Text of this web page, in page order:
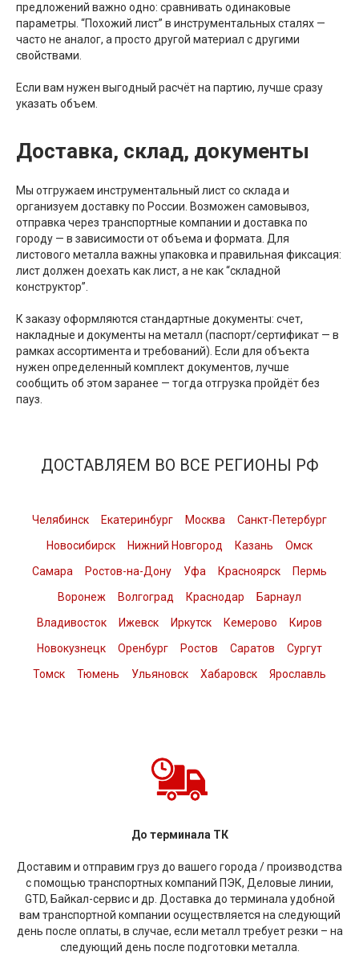
предложений важно одно: сравнивать одинаковые
параметры. “Похожий лист” в инструментальных сталях —
часто не аналог, а просто другой материал с другими
свойствами.
Если вам нужен выгодный расчёт на партию, лучше сразу
указать объем.
Доставка, склад, документы
Мы отгружаем инструментальный лист со склада и
организуем доставку по России. Возможен самовывоз,
отправка через транспортные компании и доставка по
городу — в зависимости от объема и формата. Для
листового металла важны упаковка и правильная фиксация:
лист должен доехать как лист, а не как “складной
конструктор”.
К заказу оформляются стандартные документы: счет,
накладные и документы на металл (паспорт/сертификат — в
рамках ассортимента и требований). Если для объекта
нужен определенный комплект документов, лучше
сообщить об этом заранее — тогда отгрузка пройдёт без
пауз.
ДОСТАВЛЯЕМ ВО ВСЕ РЕГИОНЫ РФ
Челябинск Екатеринбург Москва
Санкт-Петербург
Новосибирск
Нижний Новгород Казань
Омск
Самара
Ростов-на-Дону Уфа Красноярск
Пермь
Воронеж
Волгоград Краснодар
Барнаул
Владивосток
Ижевск Иркутск Кемерово
Киров
Новокузнецк
Оренбург Ростов Саратов
Сургут
Томск
Тюмень Ульяновск Хабаровск Ярославль
До терминала ТК
Доставим и отправим груз до вашего города / производства
с помощью транспортных компаний ПЭК, Деловые линии,
GTD, Байкал-сервис и др. Доставка до терминала удобной
вам транспортной компании осуществляется на следующий
день после оплаты, в случае, если металл требует резки – на
следующий день после подготовки металла.